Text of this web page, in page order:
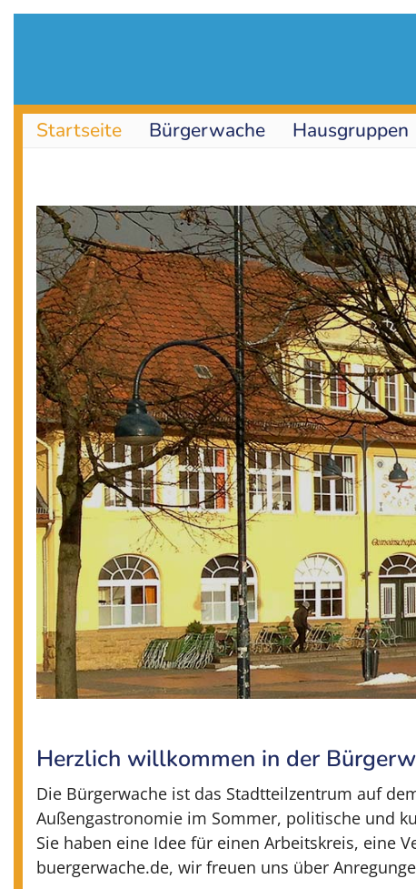
Navigation
Startseite Bürgerwache Hausgruppen
Herzlich willkommen in der
Die Bürgerwache ist das Stadtteilzentrum auf
Außengastronomie im Sommer, politische und
Sie haben eine Idee für einen Arbeitskreis, eine
buergerwache.de, wir freuen uns über